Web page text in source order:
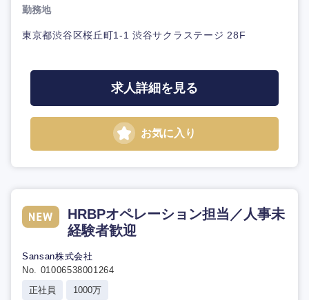
勤務地
東京都渋谷区桜丘町1-1 渋谷サクラステージ 28F
求人詳細を見る
お気に入り
HRBPオペレーション担当／人事未
経験者歓迎
Sansan株式会社
No. 01006538001264
正社員
1000万